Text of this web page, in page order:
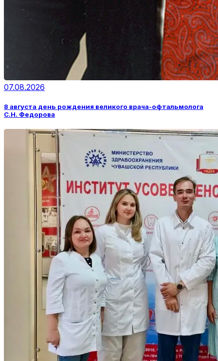
07.08.2026
8 августа день рождения великого врача-офтальмолога
С.Н. Федорова